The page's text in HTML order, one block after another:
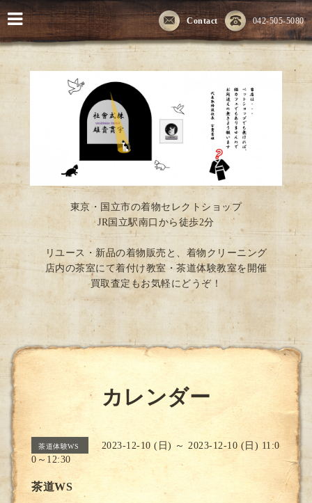
042-505-5080
Contact
東京・国立市の着物セレクトショップ
JR国立駅南口から徒歩2分
リユース・新品の着物販売と、着物クリーニング
店内の茶室にて着付け教室・茶道体験教室を開催
買取査定もお気軽にどうぞ！
カレンダー
茶道体験WS
2023-12-10 (日) ～ 2023-12-10 (日) 11:0
0～12:30
茶道WS